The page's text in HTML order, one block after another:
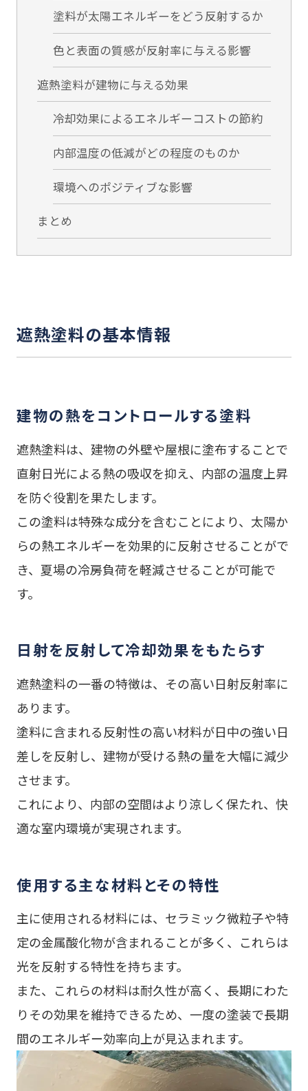
塗料が太陽エネルギーをどう反射するか
色と表面の質感が反射率に与える影響
遮熱塗料が建物に与える効果
冷却効果によるエネルギーコストの節約
内部温度の低減がどの程度のものか
環境へのポジティブな影響
まとめ
遮熱塗料の基本情報
建物の熱をコントロールする塗料
遮熱塗料は、建物の外壁や屋根に塗布することで
直射日光による熱の吸収を抑え、内部の温度上昇
を防ぐ役割を果たします。
この塗料は特殊な成分を含むことにより、太陽か
らの熱エネルギーを効果的に反射させることがで
き、夏場の冷房負荷を軽減させることが可能で
す。
日射を反射して冷却効果をもたらす
遮熱塗料の一番の特徴は、その高い日射反射率に
あります。
塗料に含まれる反射性の高い材料が日中の強い日
差しを反射し、建物が受ける熱の量を大幅に減少
させます。
これにより、内部の空間はより涼しく保たれ、快
適な室内環境が実現されます。
使用する主な材料とその特性
主に使用される材料には、セラミック微粒子や特
定の金属酸化物が含まれることが多く、これらは
光を反射する特性を持ちます。
また、これらの材料は耐久性が高く、長期にわた
りその効果を維持できるため、一度の塗装で長期
間のエネルギー効率向上が見込まれます。